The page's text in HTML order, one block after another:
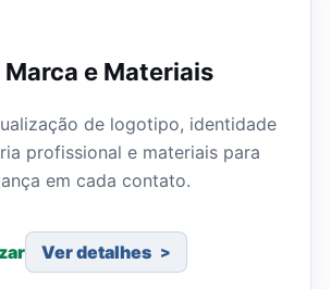
e Materiais
de logotipo, identidade
profissional e materiais para
em cada contato.
Ver detalhes